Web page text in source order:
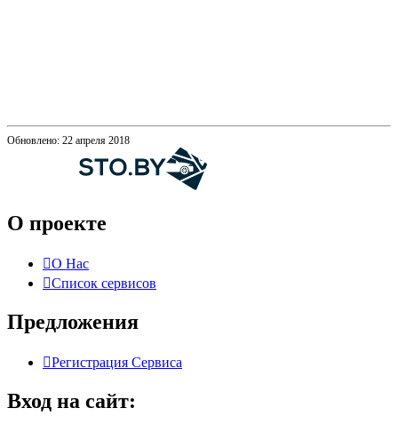
Обновлено: 22 апреля 2018
О проекте
О Нас
Список сервисов
Предложения
Регистрация Сервиса
Вход на сайт: